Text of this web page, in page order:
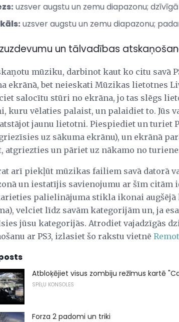
uzsver augstu un zemu diapazonu;
uzsver augstu un zemu diapazonu;
un tālvadības
mūziku, darbinot kaut ko citu savā
ekrānā, bet neieskati Mūzikas lietotnes
salocītu stūri no ekrāna, jo tas slēgs
kuru vēlaties palaist, un palaidiet to. Jūs
jaunu lietotni. Piespiediet un turiet
uz sākuma ekrānu), un ekrānā
atgriezties un pāriet uz nākamo no
arī piekļūt mūzikas failiem savā datorā
un iestatījis savienojumu ar šīm citām
palielinājuma stikla ikonai
velciet līdz savām kategorijām un, ja
jūsu kategorijās. Atrodiet vajadzīgās
ar PS3, izlasiet šo rakstu vietnē
Atbloķējiet visus zombiju režīmus kartē
SPĒĻU KONSOLES
Forza 2 padomi un triki